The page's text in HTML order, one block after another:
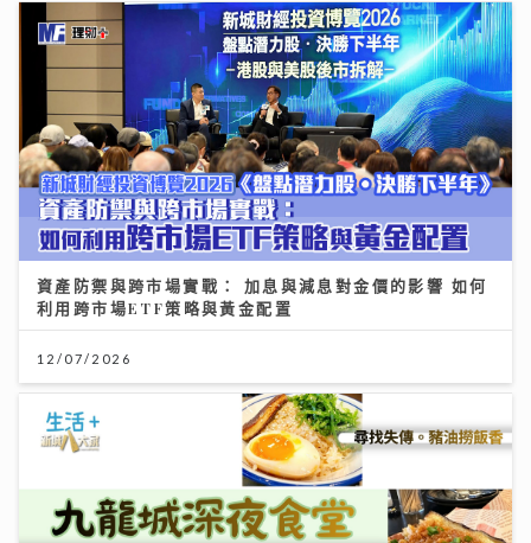
資產防禦與跨市場實戰： 加息與減息對金價的影響 如何
利用跨市場ETF策略與黃金配置
12/07/2026